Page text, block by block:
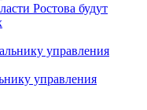
Ростова будут
управления